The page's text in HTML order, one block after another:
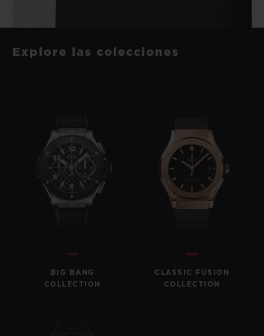
Explore las colecciones
BIG BANG
COLLECTION
CLASSIC FUSION
COLLECTION